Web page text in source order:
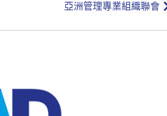
亞洲管理專業組織聯會